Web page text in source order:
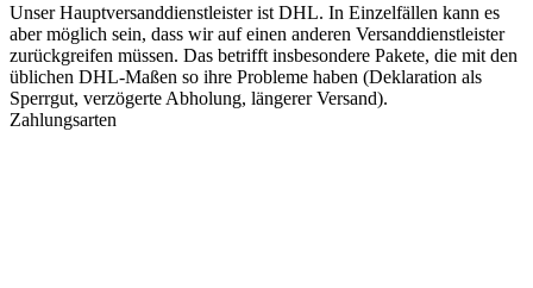
Unser Hauptversanddienstleister ist DHL. In Einzelfällen kann es
aber möglich sein, dass wir auf einen anderen Versanddienstleister
zurückgreifen müssen. Das betrifft insbesondere Pakete, die mit den
üblichen DHL-Maßen so ihre Probleme haben (Deklaration als
Sperrgut, verzögerte Abholung, längerer Versand).
Zahlungsarten